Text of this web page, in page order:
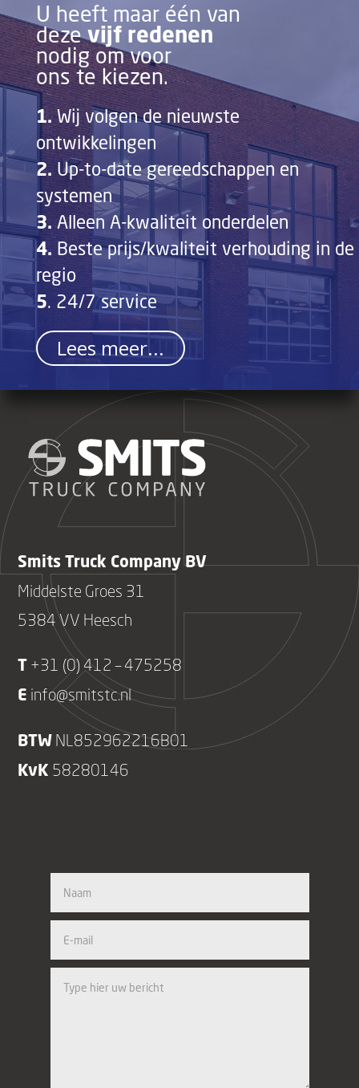
U heeft maar één van
dezevijf redenen
nodig om voor
ons te kiezen.
1.Wij volgen de nieuwste
ontwikkelingen
2.Up-to-date gereedschappen en
systemen
3.Alleen A-kwaliteit onderdelen
4. Beste prijs/kwaliteit verhouding in de
regio
5. 24/7 service
Lees meer...
Smits Truck Company BV
Middelste Groes 31
5384 VV Heesch
T +31 (0) 412 – 475258
E info@smitstc.nl
BTW NL852962216B01
KvK 58280146